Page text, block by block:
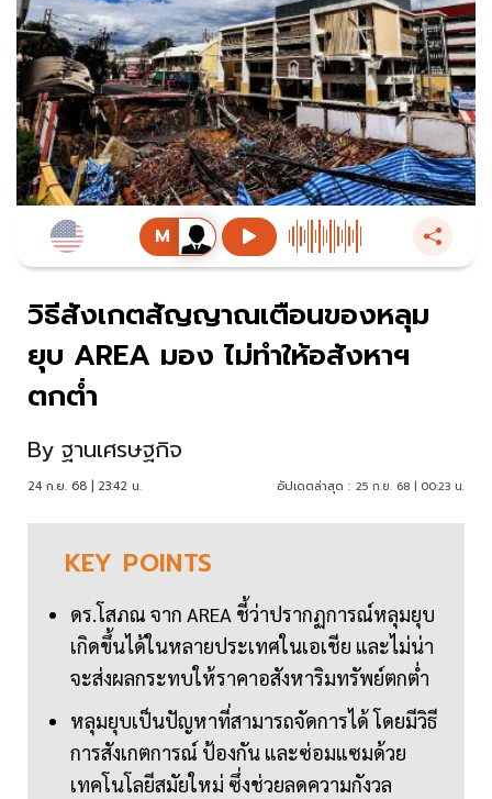
วิธีสังเกตสัญญาณเตือนของหลุม
ยุบ AREA มอง ไม่ทำให้อสังหาฯ
ตกต่ำ
By ฐานเศรษฐกิจ
24 ก.ย. 68 | 23:42 น. อัปเดตล่าสุด : 25 ก.ย. 68 | 00:23 น.
KEY POINTS
ดร.โสภณ จาก AREA ชี้ว่าปรากฏการณ์หลุมยุบ
เกิดขึ้นได้ในหลายประเทศในเอเชีย และไม่น่า
จะส่งผลกระทบให้ราคาอสังหาริมทรัพย์ตกต่ำ
หลุมยุบเป็นปัญหาที่สามารถจัดการได้ โดยมีวิธี
การสังเกตการณ์ ป้องกัน และซ่อมแซมด้วย
เทคโนโลยีสมัยใหม่ ซึ่งช่วยลดความกังวล